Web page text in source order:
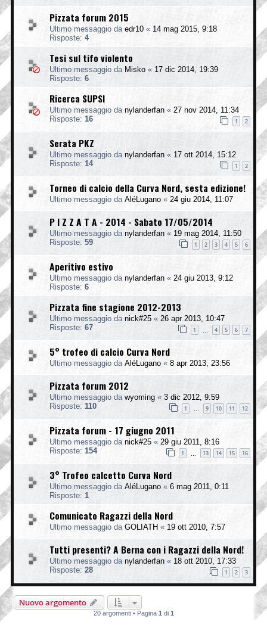
Pizzata forum 2015
Ultimo messaggio da edr10 « 14 mag 2015, 9:18
Risposte: 4
Tesi sul tifo violento
Ultimo messaggio da Misko « 17 dic 2014, 19:39
Risposte: 6
Ricerca SUPSI
Ultimo messaggio da nylanderfan « 27 nov 2014, 11:34
Risposte: 16 1 2
Serata PKZ
Ultimo messaggio da nylanderfan « 17 ott 2014, 15:12
Risposte: 14 1 2
Torneo di calcio della Curva Nord, sesta edizione!
Ultimo messaggio da AléLugano « 24 giu 2014, 11:07
P I Z Z A T A - 2014 - Sabato 17/05/2014
Ultimo messaggio da nylanderfan « 19 mag 2014, 11:50
Risposte: 59 1 2 3 4 5 6
Aperitivo estivo
Ultimo messaggio da nylanderfan « 24 giu 2013, 9:12
Risposte: 6
Pizzata fine stagione 2012-2013
Ultimo messaggio da nick#25 « 26 apr 2013, 10:47
Risposte: 67 1 4 5 6 7
5° trofeo di calcio Curva Nord
Ultimo messaggio da AléLugano « 8 apr 2013, 23:56
Pizzata forum 2012
Ultimo messaggio da wyoming « 3 dic 2012, 9:59
Risposte: 110 1 9 10 11 12
Pizzata forum - 17 giugno 2011
Ultimo messaggio da nick#25 « 29 giu 2011, 8:16
Risposte: 154 1 13 14 15 16
3° Trofeo calcetto Curva Nord
Ultimo messaggio da AléLugano « 6 mag 2011, 0:11
Risposte: 1
Comunicato Ragazzi della Nord
Ultimo messaggio da GOLIATH « 19 ott 2010, 7:57
Tutti presenti? A Berna con i Ragazzi della Nord!
Ultimo messaggio da nylanderfan « 18 ott 2010, 17:33
Risposte: 28 1 2 3
Nuovo argomento
20 argomenti • Pagina 1 di 1